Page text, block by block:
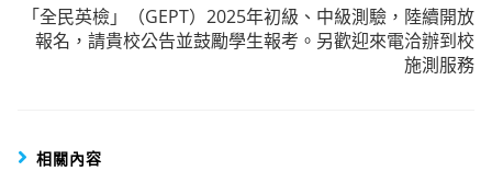
「全民英檢」（GEPT）2025年初級、中級測驗，陸續開放
報名，請貴校公告並鼓勵學生報考。另歡迎來電洽辦到校
施測服務
相關內容